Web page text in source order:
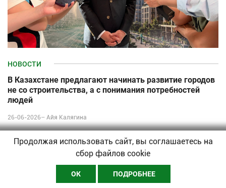
НОВОСТИ
В Казахстане предлагают начинать развитие городов
не со строительства, а с понимания потребностей
людей
26-06-2026– Айя Калягина
Продолжая использовать сайт, вы соглашаетесь на
сбор файлов cookie
ОК ПОДРОБНЕЕ